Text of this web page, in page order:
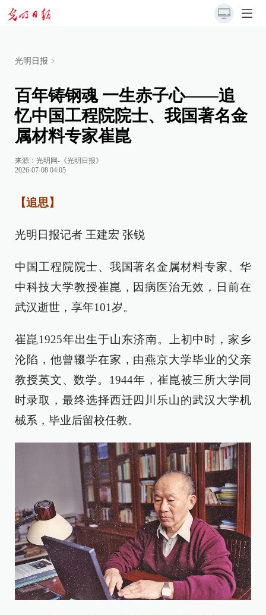
光明日报 >
百年铸钢魂 一生赤子心——追
忆中国工程院院士、我国著名金
属材料专家崔崑
来源： 光明网-《光明日报》
2026-07-08 04:05
【追思】
光明日报记者 王建宏 张锐
中国工程院院士、我国著名金属材料专家、华
中科技大学教授崔崑，因病医治无效，日前在
武汉逝世，享年101岁。
崔崑1925年出生于山东济南。上初中时，家乡
沦陷，他曾辍学在家，由燕京大学毕业的父亲
教授英文、数学。1944年，崔崑被三所大学同
时录取，最终选择西迁四川乐山的武汉大学机
械系，毕业后留校任教。